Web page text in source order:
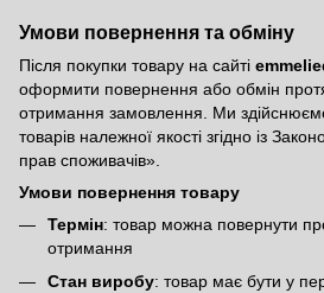
Умови повернення та обміну
Після покупки товару на сайті
оформити повернення або обмін
отримання замовлення. Ми
товарів належної якості згідно із
прав споживачів»
Умови повернення товару
Термін: товар можна повернути
отримання
Стан виробу: товар має бути у